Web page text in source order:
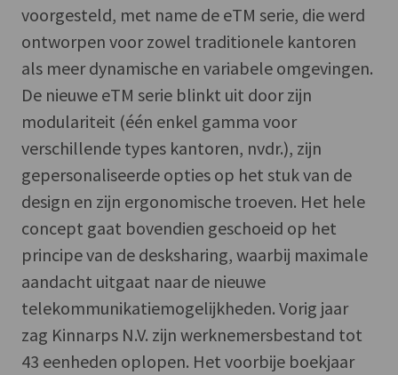
voorgesteld, met name de eTM serie, die werd
ontworpen voor zowel traditionele kantoren
als meer dynamische en variabele omgevingen.
De nieuwe eTM serie blinkt uit door zijn
modulariteit (één enkel gamma voor
verschillende types kantoren, nvdr.), zijn
gepersonaliseerde opties op het stuk van de
design en zijn ergonomische troeven. Het hele
concept gaat bovendien geschoeid op het
principe van de desksharing, waarbij maximale
aandacht uitgaat naar de nieuwe
telekommunikatiemogelijkheden. Vorig jaar
zag Kinnarps N.V. zijn werknemersbestand tot
43 eenheden oplopen. Het voorbije boekjaar